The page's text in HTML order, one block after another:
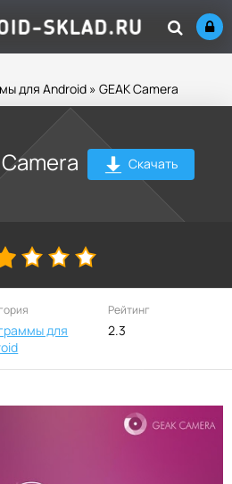
для Android » GEAK Camera
Скачать
для
Рейтинг
2.3